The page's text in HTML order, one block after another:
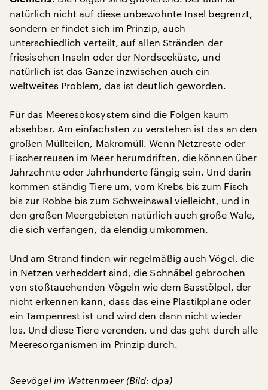
natürlich nicht auf diese unbewohnte Insel begrenzt,
sondern er findet sich im Prinzip, auch
unterschiedlich verteilt, auf allen Stränden der
friesischen Inseln oder der Nordseeküste, und
natürlich ist das Ganze inzwischen auch ein
weltweites Problem, das ist deutlich geworden.
Für das Meeresökosystem sind die Folgen kaum
absehbar. Am einfachsten zu verstehen ist das an den
großen Müllteilen, Makromüll. Wenn Netzreste oder
Fischerreusen im Meer herumdriften, die können über
Jahrzehnte oder Jahrhunderte fängig sein. Und darin
kommen ständig Tiere um, vom Krebs bis zum Fisch
bis zur Robbe bis zum Schweinswal vielleicht, und in
den großen Meergebieten natürlich auch große Wale,
die sich verfangen, da elendig umkommen.
Und am Strand finden wir regelmäßig auch Vögel, die
in Netzen verheddert sind, die Schnäbel gebrochen
von stoßtauchenden Vögeln wie dem Basstölpel, der
nicht erkennen kann, dass das eine Plastikplane oder
ein Tampenrest ist und wird den dann nicht wieder
los. Und diese Tiere verenden, und das geht durch alle
Meeresorganismen im Prinzip durch.
Seevögel im Wattenmeer (Bild: dpa)